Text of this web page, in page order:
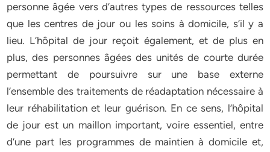
personne âgée vers d’autres types de ressources telles
que les centres de jour ou les soins à domicile, s’il y a
lieu. L’hôpital de jour reçoit également, et de plus en
plus, des personnes âgées des unités de courte durée
permettant de poursuivre sur une base externe
l’ensemble des traitements de réadaptation nécessaire à
leur réhabilitation et leur guérison. En ce sens, l’hôpital
de jour est un maillon important, voire essentiel, entre
d’une part les programmes de maintien à domicile et,